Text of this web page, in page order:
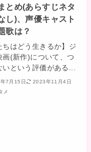
とめ(あらすじネタ
し)、声優キャスト
歌は？
ちはどう生きるか】ジ
画(新作)について、つ
いという評価がある...
7月15日
2023年11月4日
メ